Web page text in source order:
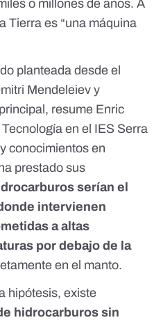
o millones de años. A
Tierra es “una máquina
planteada desde el
Mendeleiev y
resume Enric
en el IES Serra
conocimientos en
prestado sus
serían el
intervienen
a altas
por debajo de la
en el manto.
hipótesis, existe
hidrocarburos sin